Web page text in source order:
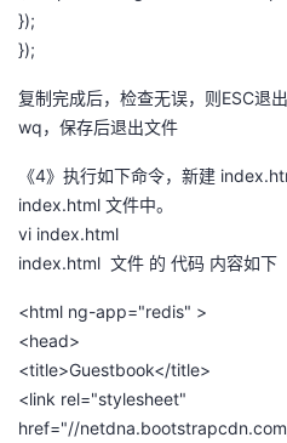
});
});
复制完成后，检查无误，则ESC退
wq，保存后退出文件
《4》执行如下命令，新建
index.html 文件中。
vi index.html
index.html 文件 的 代码 内容如下
<html ng-app="redis" >
<head>
<title>Guestbook</title>
<link rel="stylesheet"
href="//